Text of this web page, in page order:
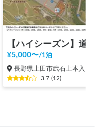
¥5,000〜/1泊
長野県上田市武石上本入
3.7 (12)